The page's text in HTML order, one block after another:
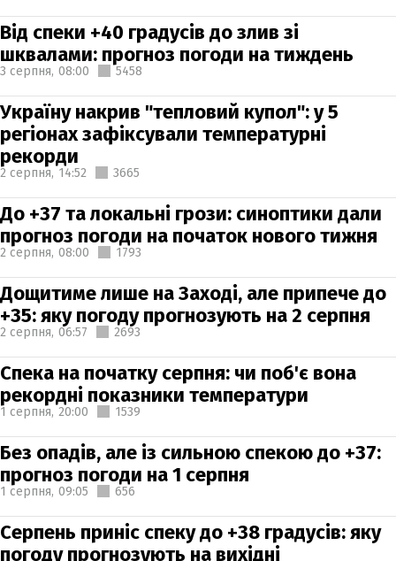
Від спеки +40 градусів до злив зі
шквалами: прогноз погоди на тиждень
3 серпня, 08:00 5458
Україну накрив "тепловий купол": у 5
регіонах зафіксували температурні
рекорди
2 серпня, 14:52 3665
До +37 та локальні грози: синоптики дали
прогноз погоди на початок нового тижня
2 серпня, 08:00 1793
Дощитиме лише на Заході, але припече до
+35: яку погоду прогнозують на 2 серпня
2 серпня, 06:57 2693
Спека на початку серпня: чи поб'є вона
рекордні показники температури
1 серпня, 20:00 1539
Без опадів, але із сильною спекою до +37:
прогноз погоди на 1 серпня
1 серпня, 09:05 656
Серпень приніс спеку до +38 градусів: яку
погоду прогнозують на вихідні